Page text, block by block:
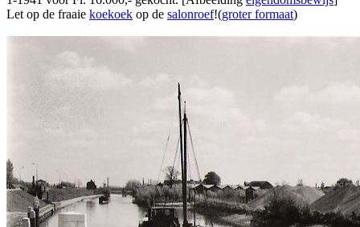
Let op de fraaie koekoek op de salonroef!(groter formaat)